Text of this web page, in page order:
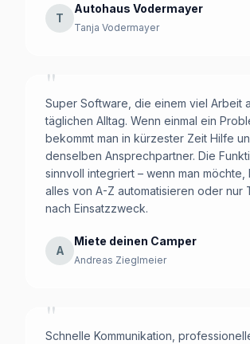
T
Autohaus Vodermayer
Tanja Vodermayer
"
Super Software, die einem viel Arbeit
täglichen Alltag. Wenn einmal ein
bekommt man in kürzester Zeit Hilfe
denselben Ansprechpartner. Die
sinnvoll integriert – wenn man möchte,
alles von A-Z automatisieren oder nur
nach Einsatzzweck.
A
Miete deinen Camper
Andreas Zieglmeier
"
Schnelle Kommunikation,